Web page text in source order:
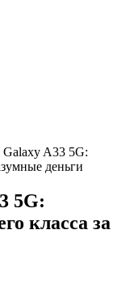
Galaxy A33 5G:
деньги
5G:
класса за